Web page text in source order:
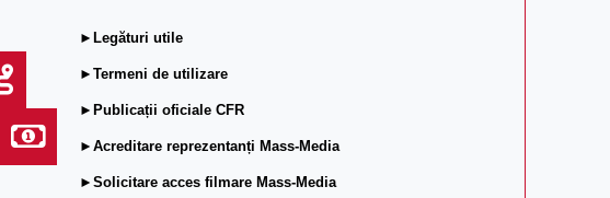
►Legături utile
►Termeni de utilizare
►Publicații oficiale CFR
►Acreditare reprezentanți Mass-Media
►Solicitare acces filmare Mass-Media